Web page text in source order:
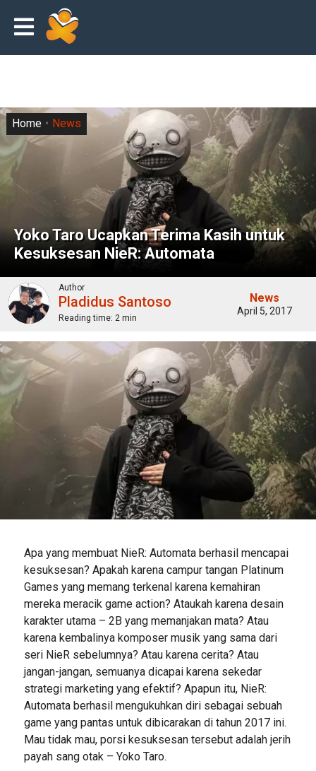
Yoko Taro Ucapkan Terima Kasih untuk
Kesuksesan NieR: Automata
Home News
Author
Pladidus Santoso
Reading time: 2 min
News
April 5, 2017
Apa yang membuat NieR: Automata berhasil mencapai
kesuksesan? Apakah karena campur tangan Platinum
Games yang memang terkenal karena kemahiran
mereka meracik game action? Ataukah karena desain
karakter utama – 2B yang memanjakan mata? Atau
karena kembalinya komposer musik yang sama dari
seri NieR sebelumnya? Atau karena cerita? Atau
jangan-jangan, semuanya dicapai karena sekedar
strategi marketing yang efektif? Apapun itu, NieR:
Automata berhasil mengukuhkan diri sebagai sebuah
game yang pantas untuk dibicarakan di tahun 2017 ini.
Mau tidak mau, porsi kesuksesan tersebut adalah jerih
payah sang otak – Yoko Taro.